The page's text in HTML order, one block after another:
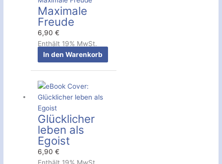
Maximale
Freude
6,90 €
Enthält 19% MwSt.
In den Warenkorb
Glücklicher
leben als
Egoist
6,90 €